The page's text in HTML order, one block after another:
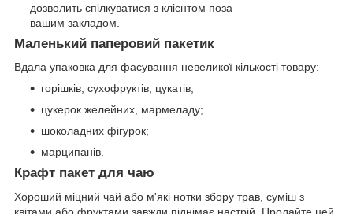
дозволить спілкуватися з клієнтом поза
вашим закладом.
Маленький паперовий пакетик
Вдала упаковка для фасування невеликої кількості товару:
горішків, сухофруктів, цукатів;
цукерок желейних, мармеладу;
шоколадних фігурок;
марципанів.
Крафт пакет для чаю
Хороший міцний чай або м'які нотки збору трав, суміш з